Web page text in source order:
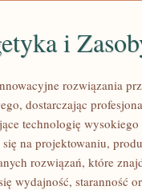
i
rozwiązania
dostarczając
technologię wysokiego
na projektowaniu,
rozwiązań, które
wydajność, staranność